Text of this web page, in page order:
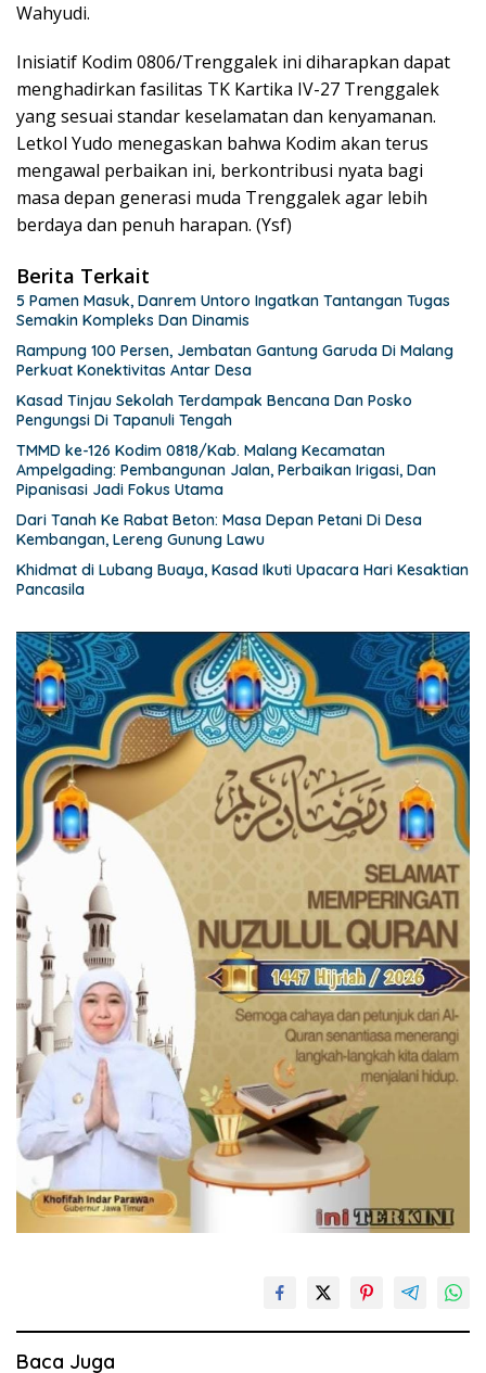
Wahyudi.
Inisiatif Kodim 0806/Trenggalek ini diharapkan dapat
menghadirkan fasilitas TK Kartika IV-27 Trenggalek
yang sesuai standar keselamatan dan kenyamanan.
Letkol Yudo menegaskan bahwa Kodim akan terus
mengawal perbaikan ini, berkontribusi nyata bagi
masa depan generasi muda Trenggalek agar lebih
berdaya dan penuh harapan. (Ysf)
Berita Terkait
5 Pamen Masuk, Danrem Untoro Ingatkan Tantangan Tugas
Semakin Kompleks Dan Dinamis
Rampung 100 Persen, Jembatan Gantung Garuda Di Malang
Perkuat Konektivitas Antar Desa
Kasad Tinjau Sekolah Terdampak Bencana Dan Posko
Pengungsi Di Tapanuli Tengah
TMMD ke-126 Kodim 0818/Kab. Malang Kecamatan
Ampelgading: Pembangunan Jalan, Perbaikan Irigasi, Dan
Pipanisasi Jadi Fokus Utama
Dari Tanah Ke Rabat Beton: Masa Depan Petani Di Desa
Kembangan, Lereng Gunung Lawu
Khidmat di Lubang Buaya, Kasad Ikuti Upacara Hari Kesaktian
Pancasila
Baca Juga